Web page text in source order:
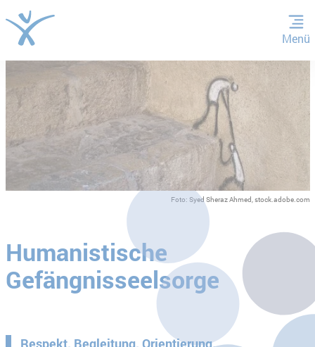
ZUM HAUPTINHALT SPRINGEN
ZUR SUCHE SPRINGEN
Menü
Foto: Syed Sheraz Ahmed, stock.adobe.com
Humanistische
Gefängnisseelsorge
Respekt. Begleitung. Orientierung.